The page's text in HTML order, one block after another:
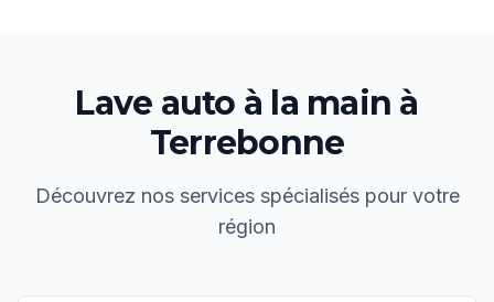
Lave auto à la main à
Terrebonne
Découvrez nos services spécialisés pour votre
région